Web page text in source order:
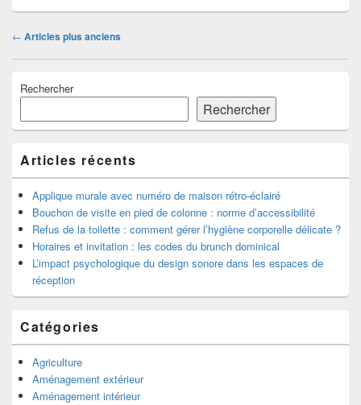
Navigation
articles
← Articles plus anciens
principale
widget
pour
barre
latérale
Rechercher
Rechercher
Articles récents
Applique murale avec numéro de maison rétro-éclairé
Bouchon de visite en pied de colonne : norme d’accessibilité
Refus de la toilette : comment gérer l’hygiène corporelle délicate ?
Horaires et invitation : les codes du brunch dominical
L’impact psychologique du design sonore dans les espaces de
réception
Catégories
Agriculture
Aménagement extérieur
Aménagement intérieur